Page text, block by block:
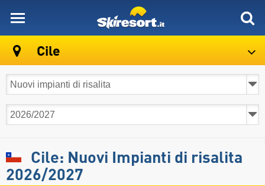
Cile
Cile: Nuovi Impianti di risalita
2026/2027